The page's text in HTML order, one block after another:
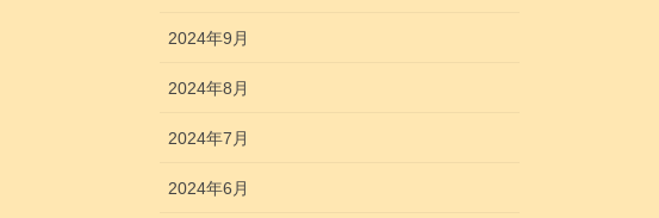
2024年9月
2024年8月
2024年7月
2024年6月